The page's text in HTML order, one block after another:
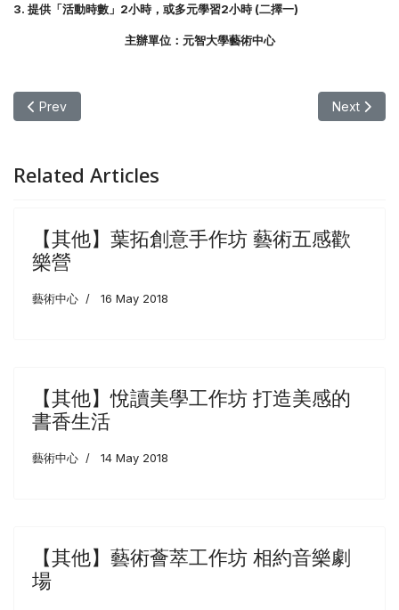
3. 提供「活動時數」2小時，或多元學習2小時 (二擇一)
主辦單位：元智大學藝術中心
Previous article: 【其他】心光電影院《在紐約遇見碧娜‧鮑許》
Prev Next
Next
Related Articles
【其他】葉拓創意手作坊 藝術五感歡
樂營
藝術中心 16 May 2018
【其他】悅讀美學工作坊 打造美感的
書香生活
藝術中心 14 May 2018
【其他】藝術薈萃工作坊 相約音樂劇
場